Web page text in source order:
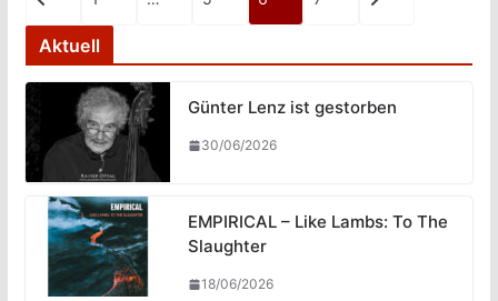
der
Beiträge
Aktuell
Günter Lenz ist gestorben
30/06/2026
EMPIRICAL – Like Lambs: To The
Slaughter
18/06/2026